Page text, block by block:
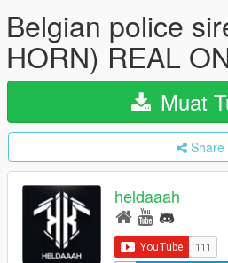
Belgian police
HORN) REAL
Muat
Share
heldaaah